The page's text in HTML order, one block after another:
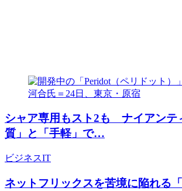
シャア専用もスト2も ナイアンテ
質」と「手軽」で…
ビジネスIT
ネットフリックスを苦境に陥れる